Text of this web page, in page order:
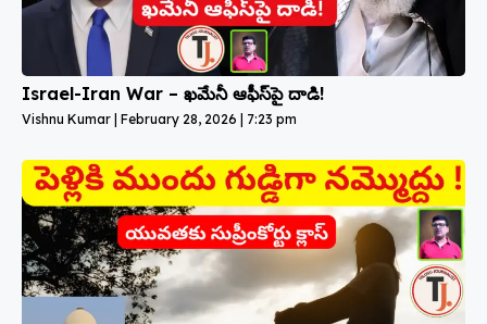
Israel-Iran War – ఖమేనీ ఆఫీస్‌పై దాడి!
Vishnu Kumar February 28, 2026 7:23 pm